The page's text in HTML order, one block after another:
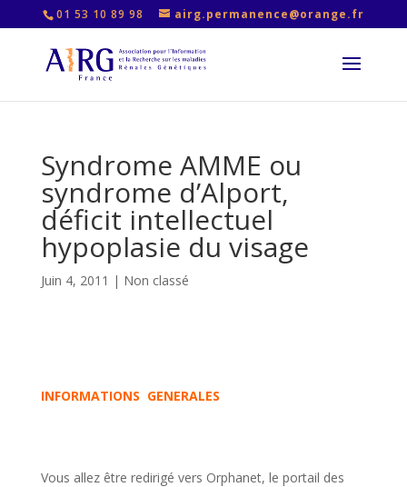
01 53 10 89 98 airg.permanence@orange.fr
Syndrome AMME ou
syndrome d’Alport,
déficit intellectuel
hypoplasie du visage
Juin 4, 2011 | Non classé
INFORMATIONS GENERALES
Vous allez être redirigé vers Orphanet, le portail des